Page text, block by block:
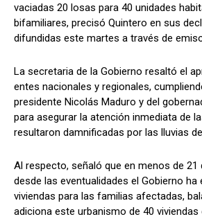
vaciadas 20 losas para 40 unidades
bifamiliares, precisó Quintero en sus
difundidas este martes a través de
La secretaria de la Gobierno resaltó el
entes nacionales y regionales,
presidente Nicolás Maduro y del
para asegurar la atención inmediata de
resultaron damnificadas por las lluvias
Al respecto, señaló que en menos de
desde las eventualidades el Gobierno ha
viviendas para las familias afectadas,
adiciona este urbanismo de 40 viviendas